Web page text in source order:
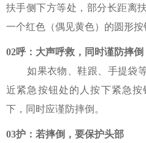
扶手侧下方等处，部分长距离
一个红色（偶见黄色）的圆形按
02呼：大声呼救，同时谨防摔倒
如果衣物、鞋跟、手提袋
近紧急按钮处的人按下紧急
下，同时应谨防摔倒。
03护：若摔倒，要保护头部